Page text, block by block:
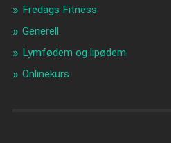
Fredags Fitness
Generell
Lymfødem og lipødem
Onlinekurs